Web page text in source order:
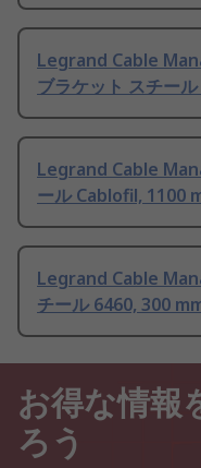
Legrand Cable
ブラケット スチー
Legrand Cable
ール Cablofil, 1100
Legrand Cable
チール 6460, 300
お得な情報
ろう